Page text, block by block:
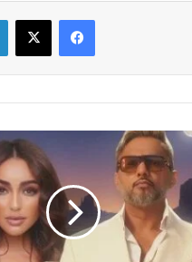
فيسبوك ‫X